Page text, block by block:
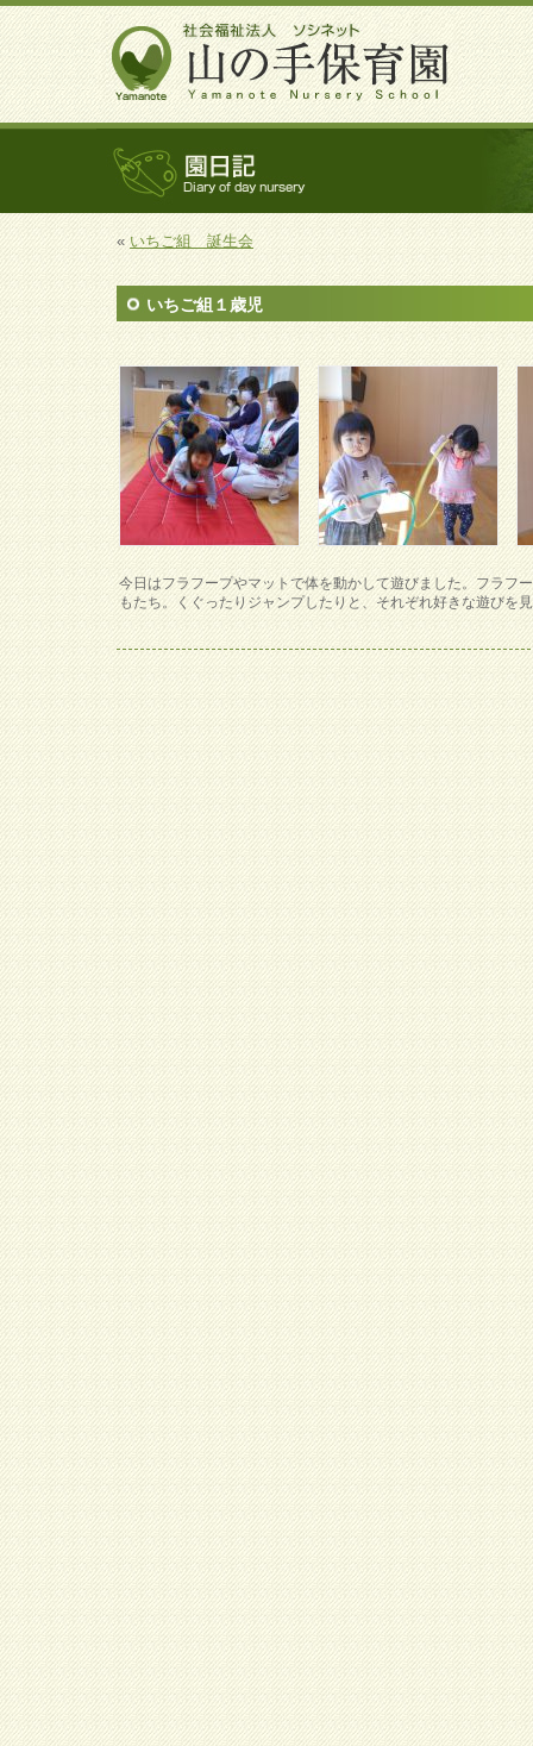
«いちご組 誕生会
いちご組１歳児
今日はフラフープやマットで体を動かして遊びました。フラフ
もたち。くぐったりジャンプしたりと、それぞれ好きな遊びを